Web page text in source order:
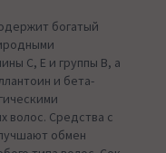
богатый
С, Е и группы В, а
и бета-
волос. Средства с
обмен